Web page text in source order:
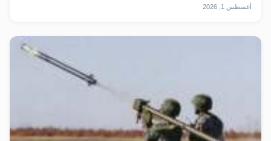
أغسطس 1, 2026